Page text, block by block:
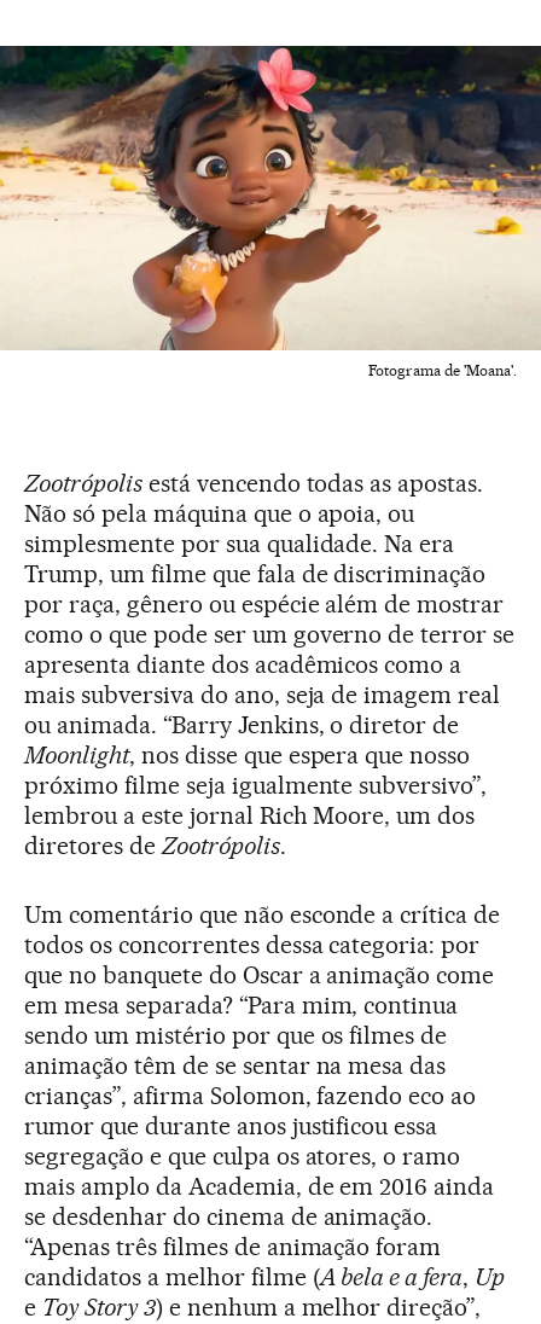
Fotograma de 'Moana'.
Zootrópolisestá vencendo todas as apostas.
Não só pela máquina que o apoia, ou
simplesmente por sua qualidade. Na era
Trump, um filme que fala de discriminação
por raça, gênero ou espécie além de mostrar
como o que pode ser um governo de terror se
apresenta diante dos acadêmicos como a
mais subversiva do ano, seja de imagem real
ou animada. “Barry Jenkins, o diretor de
Moonlight, nos disse que espera que nosso
próximo filme seja igualmente subversivo”,
lembrou a este jornal Rich Moore, um dos
diretores deZootrópolis.
Um comentário que não esconde a crítica de
todos os concorrentes dessa categoria: por
que no banquete do Oscar a animação come
em mesa separada? “Para mim, continua
sendo um mistério por que os filmes de
animação têm de se sentar na mesa das
crianças”, afirma Solomon, fazendo eco ao
rumor que durante anos justificou essa
segregação e que culpa os atores, o ramo
mais amplo da Academia, de em 2016 ainda
se desdenhar do cinema de animação.
“Apenas três filmes de animação foram
candidatos a melhor filme (A bela e a fera, Up
e Toy Story 3) e nenhum a melhor direção”,